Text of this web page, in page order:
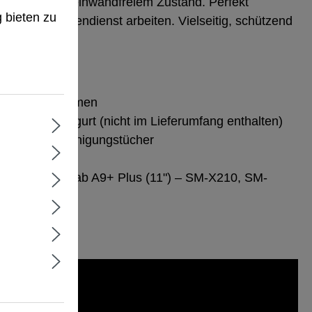
oder im Außendienst arbeiten. Vielseitig, schützend
und Handriemen
Schultergurt (nicht im Lieferumfang enthalten)
Reinigungstücher
Galaxy Tab A9+ Plus (11") – SM-X210, SM-
bieten zu